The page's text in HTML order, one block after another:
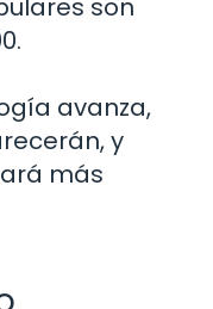
son
avanza,
y
más